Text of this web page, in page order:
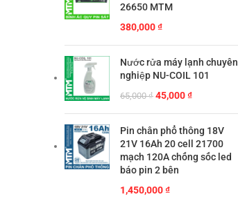
26650 MTM
380,000₫
Nước rửa máy lạnh chuyên
nghiệp NU-COIL 101
65,000₫ Giá
65,000 ₫.
45,000₫Giá
tại
là:
45,000 ₫.
Pin chân phổ thông 18V
21V 16Ah 20 cell 21700
mạch 120A chống sốc led
báo pin 2 bên
1,450,000₫